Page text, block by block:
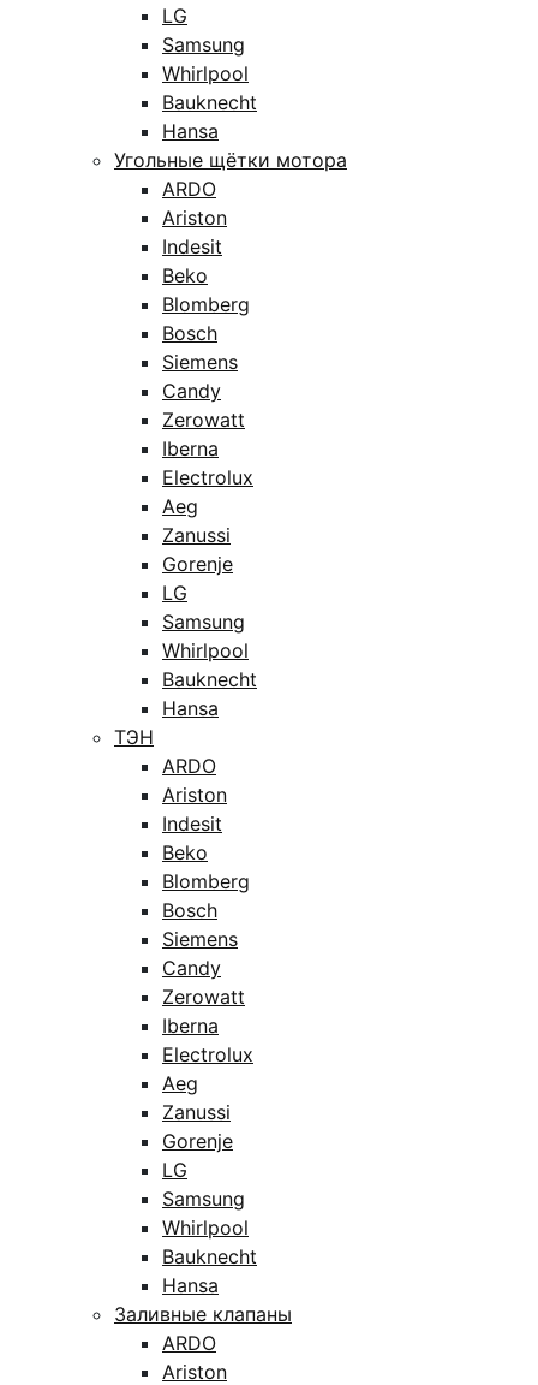
LG
Samsung
Whirlpool
Bauknecht
Hansa
Угольные щётки мотора
ARDO
Ariston
Indesit
Beko
Blomberg
Bosch
Siemens
Candy
Zerowatt
Iberna
Electrolux
Aeg
Zanussi
Gorenje
LG
Samsung
Whirlpool
Bauknecht
Hansa
ТЭН
ARDO
Ariston
Indesit
Beko
Blomberg
Bosch
Siemens
Candy
Zerowatt
Iberna
Electrolux
Aeg
Zanussi
Gorenje
LG
Samsung
Whirlpool
Bauknecht
Hansa
Заливные клапаны
ARDO
Ariston